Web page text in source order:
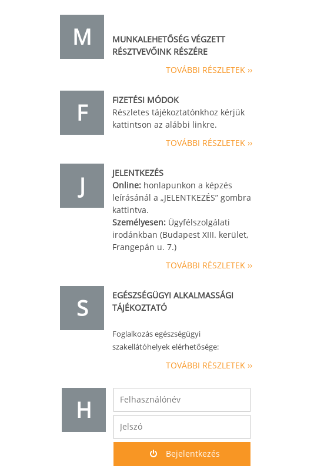
M
MUNKALEHETŐSÉG VÉGZETT
RÉSZTVEVŐINK RÉSZÉRE
TOVÁBBI RÉSZLETEK ››
F
FIZETÉSI MÓDOK
Részletes tájékoztatónkhoz kérjük
kattintson az alábbi linkre.
TOVÁBBI RÉSZLETEK ››
J
JELENTKEZÉS
Online: honlapunkon a képzés
leírásánál a „JELENTKEZÉS” gombra
kattintva.
Személyesen: Ügyfélszolgálati
irodánkban (Budapest XIII. kerület,
Frangepán u. 7.)
TOVÁBBI RÉSZLETEK ››
S
EGÉSZSÉGÜGYI ALKALMASSÁGI
TÁJÉKOZTATÓ
Foglalkozás egészségügyi
szakellátóhelyek elérhetősége:
TOVÁBBI RÉSZLETEK ››
H
Bejelentkezés